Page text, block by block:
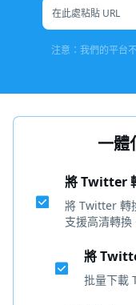
注意：我們的平台
一
將 Twitter
將 Twitter 轉
支援高清轉換
將
批量下載